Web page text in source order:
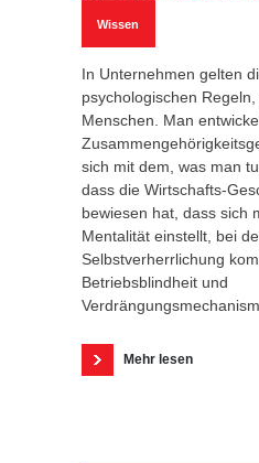
Wissen
In Unternehmen gelten
psychologischen
Menschen. Man
sich mit dem, was man
dass die Wirtschafts-
bewiesen hat, dass sich
Mentalität einstellt, bei
Selbstverherrlichung
Betriebsblindheit und
Mehr lesen